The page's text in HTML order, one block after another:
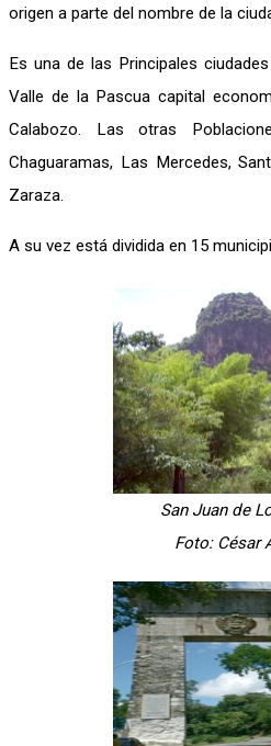
origen a parte del nombre de la
Es una de las Principales
Valle de la Pascua capital
Calabozo. Las otras
Chaguaramas, Las Mercedes,
Zaraza.
A su vez está dividida en 15
San Juan de
Foto: César